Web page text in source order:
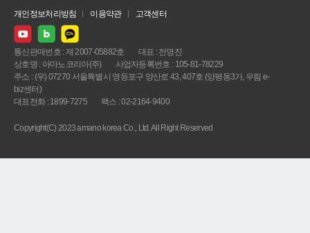
개인정보처리방침 이용약관 고객센터
통신판매번호 : 제 2007-05882호
대표 : 전명진
상호명 : 아마노코리아(주)
사업자등록번호 : 105-81-78229
주소 : (우) 07270 서울특별시 영등포구 양산로 43, 407호 (양평동3가, 우림 e-
biz센터)
대표전화 : 1899-7275
팩스 : 02-2164-9400
Copyright(C) 2023 amano korea Co., Ltd. All Right Reserved